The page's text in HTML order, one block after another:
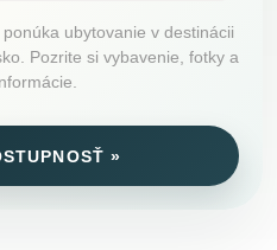
ubytovanie v destinácii
Pozrite si vybavenie, fotky a
»